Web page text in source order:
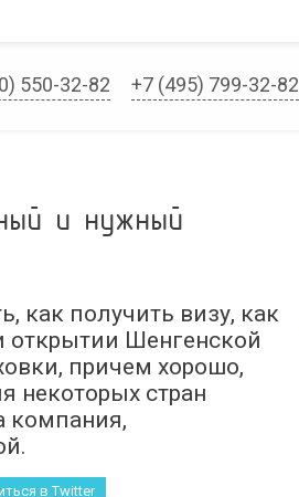
550-32-82 +7 (495) 799-32-82
и нужный
как получить визу, как
открытии Шенгенской
причем хорошо,
некоторых стран
компания,
в Twitter